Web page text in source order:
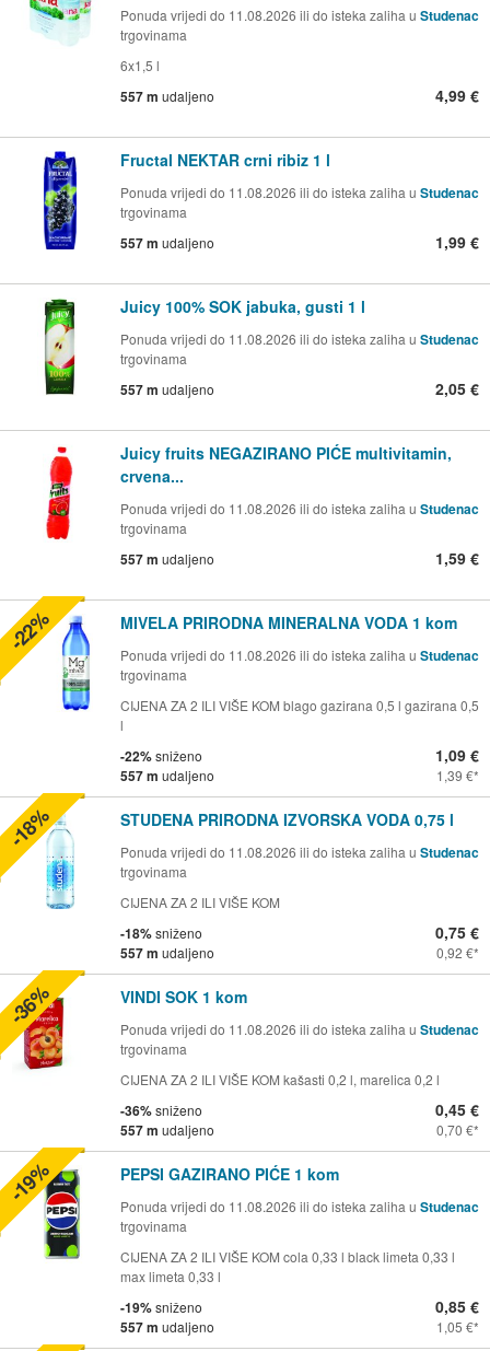
Ponuda vrijedi do 11.08.2026 ili do isteka zaliha u Studenac
trgovinama
6x1,5 l
557 m udaljeno 4,99 €
Fructal NEKTAR crni ribiz 1 l
Ponuda vrijedi do 11.08.2026 ili do isteka zaliha u Studenac
trgovinama
557 m udaljeno 1,99 €
Juicy 100% SOK jabuka, gusti 1 l
Ponuda vrijedi do 11.08.2026 ili do isteka zaliha u Studenac
trgovinama
557 m udaljeno 2,05 €
Juicy fruits NEGAZIRANO PIĆE multivitamin,
crvena...
Ponuda vrijedi do 11.08.2026 ili do isteka zaliha u Studenac
trgovinama
557 m udaljeno 1,59 €
MIVELA PRIRODNA MINERALNA VODA 1 kom
Ponuda vrijedi do 11.08.2026 ili do isteka zaliha u Studenac
trgovinama
CIJENA ZA 2 ILI VIŠE KOM blago gazirana 0,5 l gazirana 0,5
l
-22%sniženo
557 m udaljeno
1,09 €
1,39 €
-22%
STUDENA PRIRODNA IZVORSKA VODA 0,75 l
Ponuda vrijedi do 11.08.2026 ili do isteka zaliha u Studenac
trgovinama
CIJENA ZA 2 ILI VIŠE KOM
-18%sniženo
557 m udaljeno
0,75 €
0,92 €
-18%
VINDI SOK 1 kom
Ponuda vrijedi do 11.08.2026 ili do isteka zaliha u Studenac
trgovinama
CIJENA ZA 2 ILI VIŠE KOM kašasti 0,2 l, marelica 0,2 l
-36%sniženo
557 m udaljeno
0,45 €
0,70 €
-36%
PEPSI GAZIRANO PIĆE 1 kom
Ponuda vrijedi do 11.08.2026 ili do isteka zaliha u Studenac
trgovinama
CIJENA ZA 2 ILI VIŠE KOM cola 0,33 l black limeta 0,33 l
max limeta 0,33 l
-19%sniženo
557 m udaljeno
0,85 €
1,05 €
-19%